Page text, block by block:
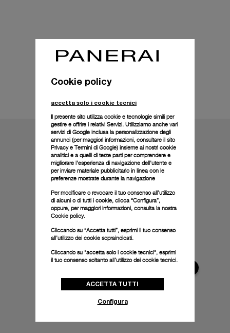
Informazioni tecniche
Cookie policy
accetta solo i cookie tecnici
Il presente sito utilizza cookie e tecnologie simili per
gestire e offrire i relativi Servizi. Utilizziamo anche vari
servizi di Google inclusa la personalizzazione degli
annunci (per maggiori informazioni, consultare il sito
Privacy e Termini di Google) insieme ai nostri cookie
analitici e a quelli di terze parti per comprendere e
migliorare l'esperienza di navigazione dell'utente e
per inviare materiale pubblicitario in linea con le
preferenze mostrate durante la navigazione
Per modificare o revocare il tuo consenso all’utilizzo
di alcuni o di tutti i cookie, clicca “Configura”,
oppure, per maggiori informazioni, consulta la nostra
Cookie policy.
Cliccando su “Accetta tutti”, esprimi il tuo consenso
all’utilizzo dei cookie sopraindicati.
Cliccando su "accetta solo i cookie tecnici", esprimi
il tuo consenso soltanto all’utilizzo dei cookie tecnici.
ACCETTA TUTTI
Configura